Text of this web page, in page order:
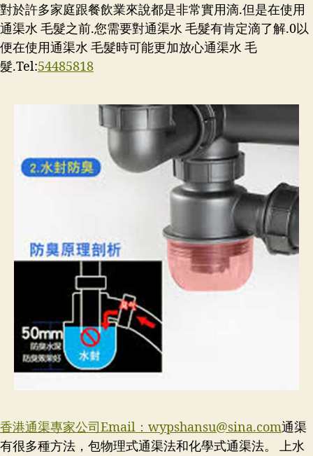
對於許多家庭跟餐飲業來說都是非常實用滴.但是在使用
通渠水 毛髮之前.您需要對通渠水 毛髮有肯定滴了解.0以
便在使用通渠水 毛髮時可能更加放心通渠水 毛
髮.Tel:54485818
香港通渠專家公司Email： wypshansu@sina.com通渠
有很多種方法，包物理式通渠法和化學式通渠法。 上水